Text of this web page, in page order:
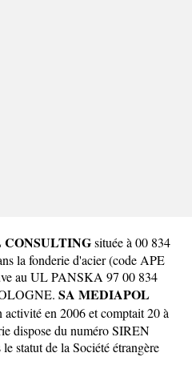
située à 00 834
la fonderie d'acier (code APE
au UL PANSKA 97 00 834
. SA MEDIAPOL
activité en 2006 et comptait 20 à
dispose du numéro SIREN
statut de la Société étrangère